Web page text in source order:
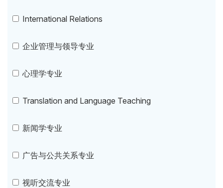
International Relations
企业管理与领导专业
心理学专业
Translation and Language Teaching
新闻学专业
广告与公共关系专业
视听交流专业